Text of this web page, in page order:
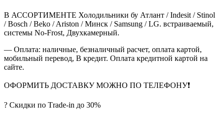
В АССОРТИМЕНТЕ Холодильники бу Атлант / Indesit / Stinol
/ Bosch / Beko / Ariston / Минск / Samsung / LG. встраиваемый,
системы No-Frost, Двухкамерный.
— Оплата: наличные, безналичный расчет, оплата картой,
мобильный перевод, В кредит. Оплата кредитной картой на
сайте.
ОФОРМИТЬ ДОСТАВКУ МОЖНО ПО ТЕЛЕФОНУ❗
? Скидки по Тrade-in до 30%